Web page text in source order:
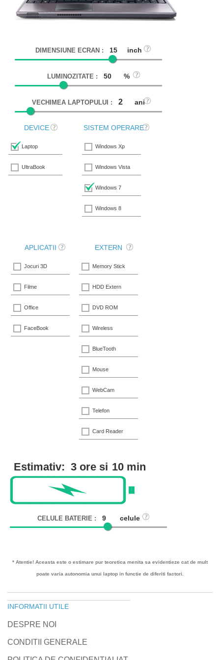
DIMENSIUNE ECRAN : inch
LUMINOZITATE : %
VECHIMEA LAPTOPULUI : ani
DEVICE
Laptop
UltraBook
SISTEM OPERARE
Windows Xp
Windows Vista
Windows 7
Windows 8
APLICATII
Jocuri 3D
Filme
Office
FaceBook
EXTERN
Memory Stick
HDD Extern
DVD ROM
Wireless
BlueTooth
Mouse
WebCam
Telefon
Card Reader
Estimativ: 3 ore si 10 min
CELULE BATERIE : celule
* Atentie! Aceasta este o estimare pur teoretica menita sa evidentieze cat de mult
poate varia autonomia unui laptop in functie de diferiti factori.
INFORMATII UTILE
DESPRE NOI
CONDITII GENERALE